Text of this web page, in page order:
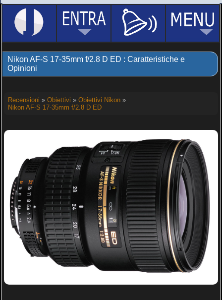
Nikon AF-S 17-35mm f/2.8 D ED : Caratteristiche e
Opinioni
Recensioni » Obiettivi » Obiettivi Nikon»
Nikon AF-S 17-35mm f/2.8 D ED